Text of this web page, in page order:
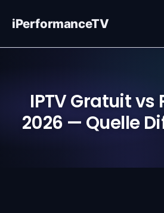
naar
inhoud
iPerformanceTV
IPTV Gratuit vs
2026 — Quelle